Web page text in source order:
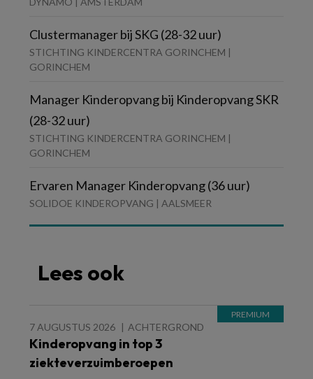
Clustermanager bij SKG (28-32 uur)
STICHTING KINDERCENTRA GORINCHEM |
GORINCHEM
Manager Kinderopvang bij Kinderopvang SKR
(28-32 uur)
STICHTING KINDERCENTRA GORINCHEM |
GORINCHEM
Ervaren Manager Kinderopvang (36 uur)
SOLIDOE KINDEROPVANG | AALSMEER
Lees ook
7 AUGUSTUS 2026 ACHTERGROND
Kinderopvang in top 3
ziekteverzuimberoepen